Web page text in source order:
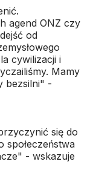
agend ONZ czy
od
cywilizacji i
Mamy
bezsilni" -
się do
społeczeństwa
- wskazuje